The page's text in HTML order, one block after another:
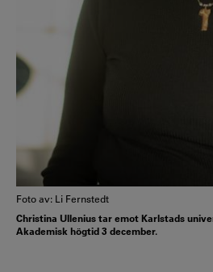
Foto av: Li Fernstedt
Christina Ullenius tar emot Karlstads
Akademisk högtid 3 december.